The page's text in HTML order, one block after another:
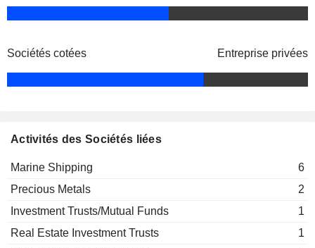
Raffaele Zagari
Star Sirius LLC
Marine Shipping
Koert Erhardt
Tom Søfteland
Roger Schmitz
Spyros Capralos
Sociétés cotées Entreprise privées
Activités des Sociétés liées
Marine Shipping
6
Precious Metals
2
Investment Trusts/Mutual Funds
1
Real Estate Investment Trusts
1